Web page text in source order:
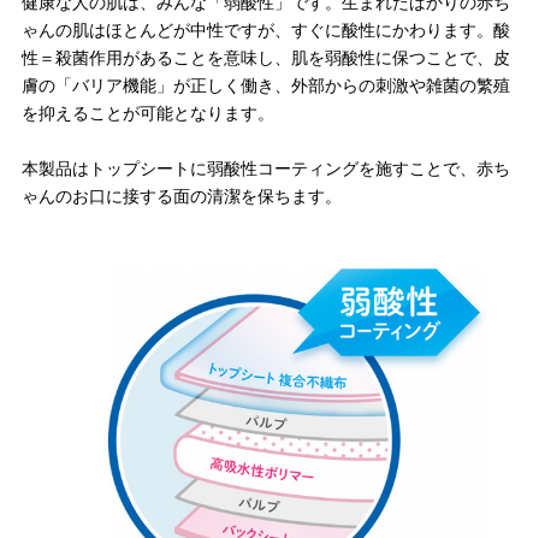
ゃんの肌はほとんどが中性ですが、すぐに酸性にかわります。酸
性＝殺菌作用があることを意味し、肌を弱酸性に保つことで、皮
膚の「バリア機能」が正しく働き、外部からの刺激や雑菌の繁殖
を抑えることが可能となります。
本製品はトップシートに弱酸性コーティングを施すことで、赤ち
ゃんのお口に接する面の清潔を保ちます。